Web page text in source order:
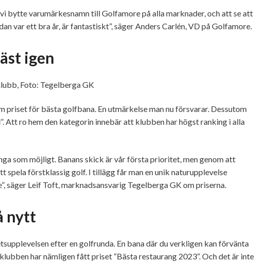
bytte varumärkesnamn till Golfamore på alla marknader, och att se att
var ett bra år, är fantastiskt”, säger Anders Carlén, VD på Golfamore.
igen
priset för bästa golfbana. En utmärkelse man nu försvarar. Dessutom
Att ro hem den kategorin innebär att klubben har högst ranking i alla
som möjligt. Banans skick är vår första prioritet, men genom att
spela förstklassig golf. I tillägg får man en unik naturupplevelse
säger Leif Toft, marknadsansvarig Tegelberga GK om priserna.
nytt
efter en golfrunda. En bana där du verkligen kan förvänta
har nämligen fått priset “Bästa restaurang 2023”. Och det är inte